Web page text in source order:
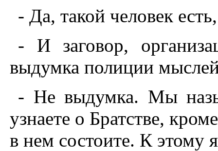
- Да, такой человек
- И заговор,
выдумка полиции
- Не выдумка. Мы
узнаете о Братстве,
в нем состоите. К этому